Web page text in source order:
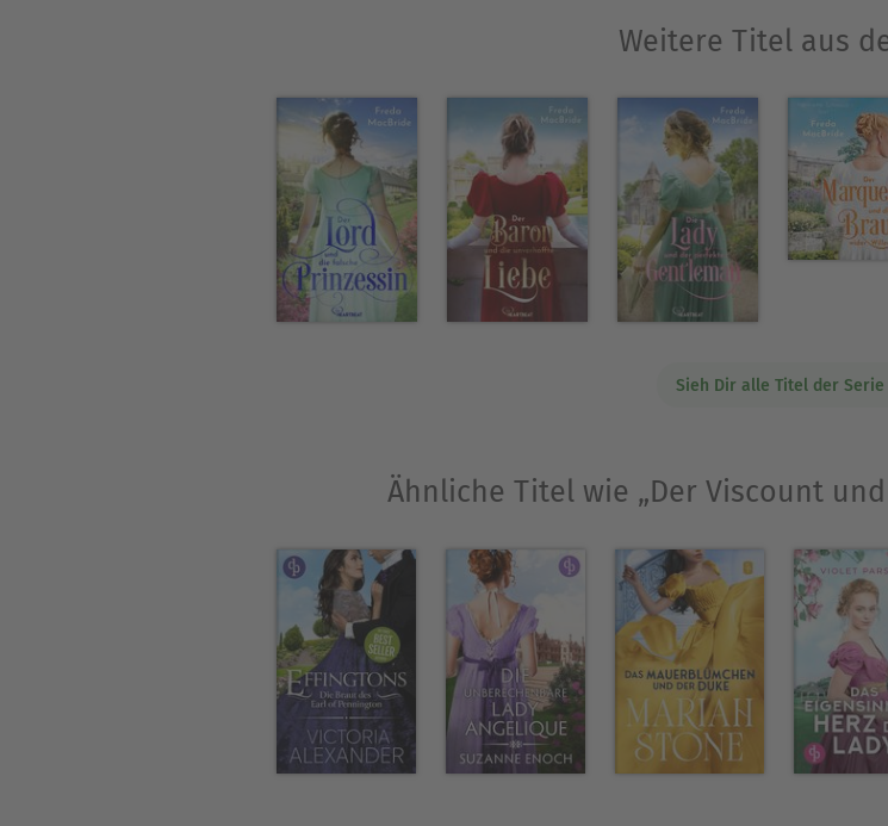
Weitere Titel aus
Sieh Dir alle Titel der Serie
Ähnliche Titel wie „Der Viscount